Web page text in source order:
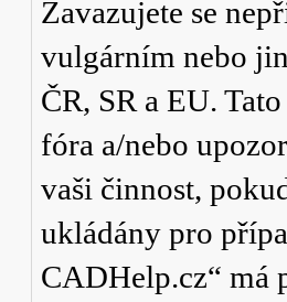
Zavazujete se
vulgárním nebo
ČR, SR a EU.
fóra a/nebo
vaši činnost,
ukládány pro
CADHelp.cz“ má